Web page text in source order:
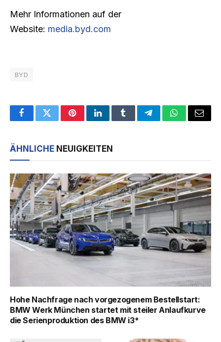
Mehr Informationen auf der
Website: media.byd.com
BYD
FacebookTwitterPinterestLinkedInTumblrTelegramWhatsApp
Email
ÄHNLICHE NEUIGKEITEN
Hohe Nachfrage nach vorgezogenem Bestellstart:
BMW Werk München startet mit steiler Anlaufkurve
die Serienproduktion des BMW i3*